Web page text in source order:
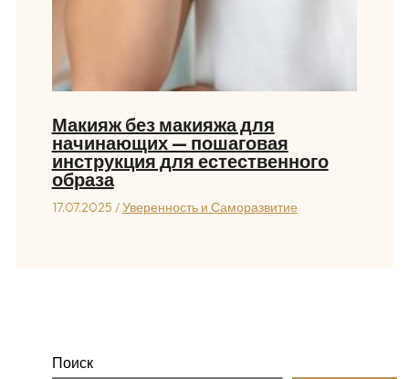
Макияж без макияжа для
начинающих — пошаговая
инструкция для естественного
образа
17.07.2025 /Уверенность и Саморазвитие
Поиск